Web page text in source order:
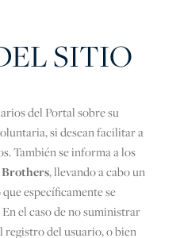
SITIO
del Portal sobre su
si desean facilitar a
También se informa a los
, llevando a cabo un
específicamente se
el caso de no suministrar
registro del usuario, o bien